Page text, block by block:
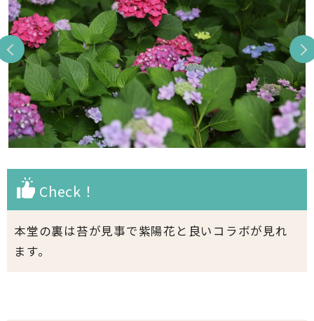
Check！
本堂の裏は苔が見事で紫陽花と良いコラボが見れ
ます。